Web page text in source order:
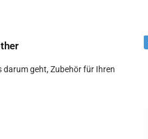
darum geht, Zubehör für Ihren